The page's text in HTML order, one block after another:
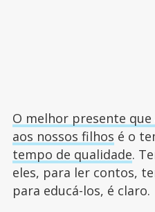
O melhor presente
aos nossos filhos é o
tempo de qualidade.
eles, para ler contos,
para educá-los, é claro.